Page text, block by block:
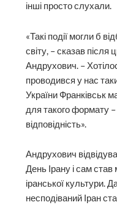
інші просто слухали.
«Такі події могли б
світу, – сказав
Андрухович. –
проводився у нас
України Франківськ
для такого формату –
відповідність».
Андрухович
День Ірану і сам став
іранської культури.
несподіваний Іран